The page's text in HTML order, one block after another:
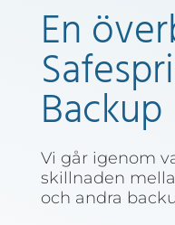
En
Backup
Vi går igenom
skillnaden
och andra